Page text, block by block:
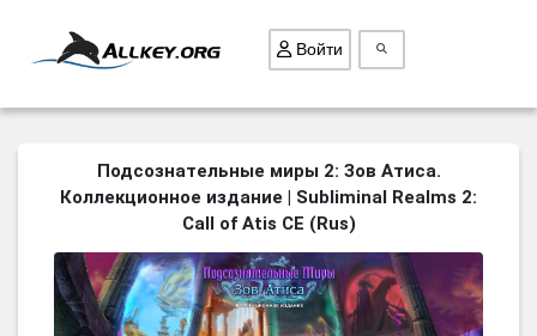
ВСЕ ИГРЫ
ПОИСК ПРЕДМЕТОВ
БИЗНЕС
ТРИ-В-РЯД
Войти
Подсознательные миры 2: Зов Атиса.
Коллекционное издание | Subliminal Realms 2:
Call of Atis CE (Rus)